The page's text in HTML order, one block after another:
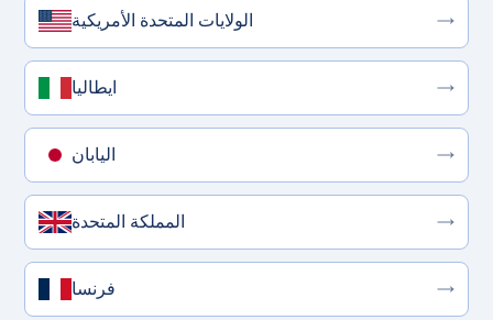
الولايات المتحدة الأمريكية
ايطاليا
اليابان
المملكة المتحدة
فرنسا